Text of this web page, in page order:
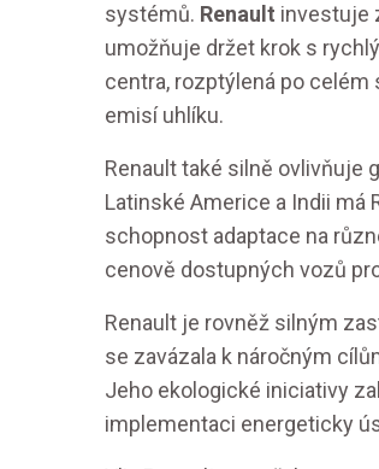
systémů. Renault investuje
umožňuje držet krok s
centra, rozptýlená po
emisí uhlíku.
Renault také silně ovlivňuje
Latinské Americe a Indii má
schopnost adaptace na
cenově dostupných vozů
Renault je rovněž silným
se zavázala k náročným
Jeho ekologické iniciativy
implementaci energeticky